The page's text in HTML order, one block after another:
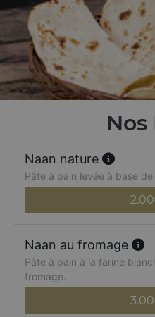
Nos
Naan nature
Pâte à pain levée à base
2.00
Naan au fromage
Pâte à pain à la farine
fromage.
3.00